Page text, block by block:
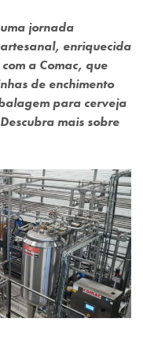
jornada
enriquecida
a Comac, que
de enchimento
para cerveja
mais sobre